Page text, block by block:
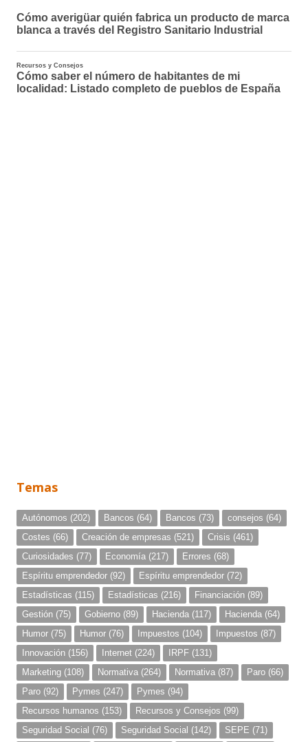
Temas
Autónomos (202) Bancos (64) Bancos (73) consejos (64)
Costes (66) Creación de empresas (521) Crisis (461)
Curiosidades (77) Economía (217) Errores (68)
Espíritu emprendedor (92) Espíritu emprendedor (72)
Estadísticas (115) Estadísticas (216) Financiación (89)
Gestión (75) Gobierno (89) Hacienda (117) Hacienda (64)
Humor (75) Humor (76) Impuestos (104) Impuestos (87)
Innovación (156) Internet (224) IRPF (131)
Marketing (108) Normativa (264) Normativa (87) Paro (66)
Paro (92) Pymes (247) Pymes (94)
Recursos humanos (153) Recursos y Consejos (99)
Seguridad Social (76) Seguridad Social (142) SEPE (71)